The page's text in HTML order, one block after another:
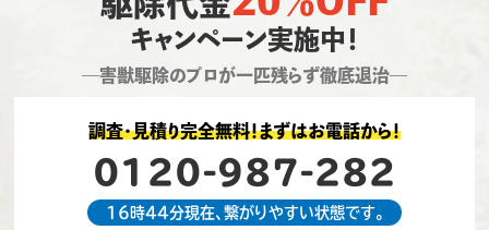
キャンペーン実施中！
―害獣駆除のプロが一匹残らず徹底退治―
調査・見積り完全無料！まずはお電話から！
0120-987-282
16時44分現在、繋がりやすい状態です。